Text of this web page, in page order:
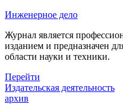
Инженерное дело
Журнал является
изданием и предназначен
области науки и техники.
Перейти
Издательская деятельность
архив